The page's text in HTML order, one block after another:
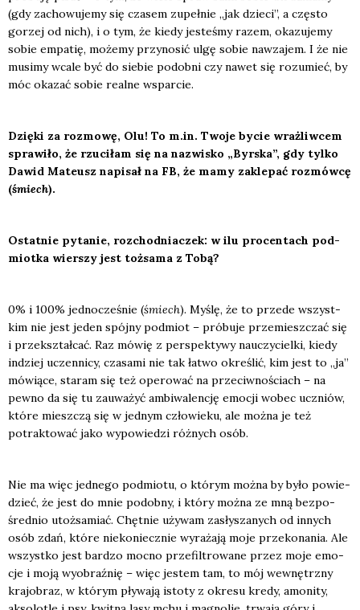
(gdy zacho­wu­je­my się cza­sem zupeł­nie „jak dzie­ci”, a czę­sto
gorzej od nich), i o tym, że kie­dy jeste­śmy razem, oka­zu­je­my
sobie empa­tię, może­my przy­no­sić ulgę sobie nawza­jem. I że nie
musi­my wca­le być do sie­bie podob­ni czy nawet się rozu­mieć, by
móc oka­zać sobie real­ne wspar­cie.
Dzię­ki za roz­mo­wę, Olu! To m.in. Two­je bycie wraż­liw­cem
spra­wi­ło, że rzu­ci­łam się na nazwi­sko „Byr­ska”, gdy tyl­ko
Dawid Mate­usz napi­sał na FB, że mamy zakle­pać roz­mów­cę
(śmiech).
Ostat­nie pyta­nie, roz­chod­nia­czek: w ilu pro­cen­tach pod­
miot­ka wier­szy jest toż­sa­ma z Tobą?
0% i 100% jed­no­cze­śnie (śmiech). Myślę, że to przede wszyst­
kim nie jest jeden spój­ny pod­miot – pró­bu­je prze­miesz­czać się
i prze­kształ­cać. Raz mówię z per­spek­ty­wy nauczy­ciel­ki, kie­dy
indziej uczen­ni­cy, cza­sa­mi nie tak łatwo okre­ślić, kim jest to „ja”
mówią­ce, sta­ram się też ope­ro­wać na prze­ciw­no­ściach – na
pew­no da się tu zauwa­żyć ambi­wa­len­cję emo­cji wobec uczniów,
któ­re miesz­czą się w jed­nym czło­wie­ku, ale moż­na je też
potrak­to­wać jako wypo­wie­dzi róż­nych osób.
Nie ma więc jed­ne­go pod­mio­tu, o któ­rym moż­na by było powie­
dzieć, że jest do mnie podob­ny, i któ­ry moż­na ze mną bez­po­
śred­nio utoż­sa­miać. Chęt­nie uży­wam zasły­sza­nych od innych
osób zdań, któ­re nie­ko­niecz­nie wyra­ża­ją moje prze­ko­na­nia. Ale
wszyst­ko jest bar­dzo moc­no prze­fil­tro­wa­ne przez moje emo­
cje i moją wyobraź­nię – więc jestem tam, to mój wewnętrz­ny
kra­jo­braz, w któ­rym pły­wa­ją isto­ty z okre­su kre­dy, amo­ni­ty,